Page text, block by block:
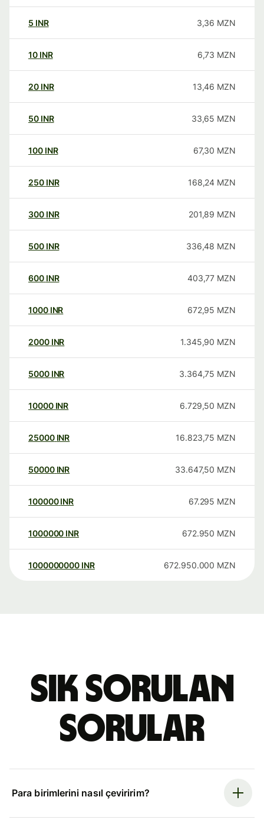
5 INR 3,36 MZN
10 INR 6,73 MZN
20 INR 13,46 MZN
50 INR 33,65 MZN
100 INR 67,30 MZN
250 INR 168,24 MZN
300 INR 201,89 MZN
500 INR 336,48 MZN
600 INR 403,77 MZN
1000 INR 672,95 MZN
2000 INR 1.345,90 MZN
5000 INR 3.364,75 MZN
10000 INR 6.729,50 MZN
25000 INR 16.823,75 MZN
50000 INR 33.647,50 MZN
100000 INR 67.295 MZN
1000000 INR 672.950 MZN
1000000000 INR 672.950.000 MZN
Sık sorulan
sorular
Para birimlerini nasıl çeviririm?